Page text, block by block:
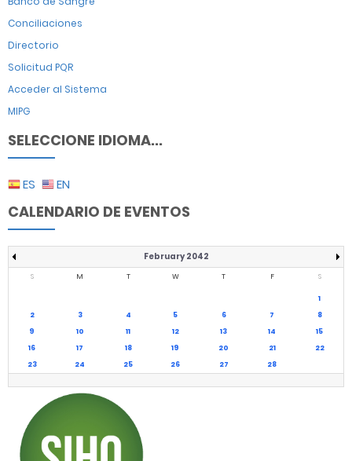
Conciliaciones
Directorio
Solicitud PQR
Acceder al Sistema
MIPG
SELECCIONE IDIOMA...
ES EN
CALENDARIO DE EVENTOS
February 2042
S M T W T F S
1
2
3 4 5 6 7
8
9
10 11 12 13 14
15
16
17 18 19 20 21
22
23
24 25 26 27 28